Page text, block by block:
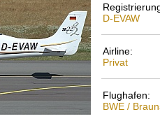
D-EVAW
Airline:
Privat
Flughafen:
BWE /